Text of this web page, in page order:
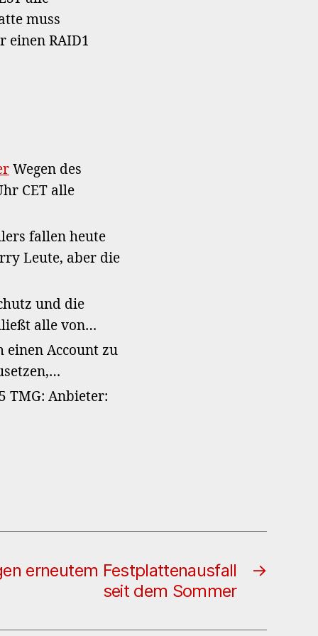
Festplattenfehler
muss
einen RAID1
Wegen des
CET alle
fallen heute
Leute, aber die
und die
alle von…
einen Account zu
TMG: Anbieter:
→
erneutem Festplattenausfall
seit dem Sommer